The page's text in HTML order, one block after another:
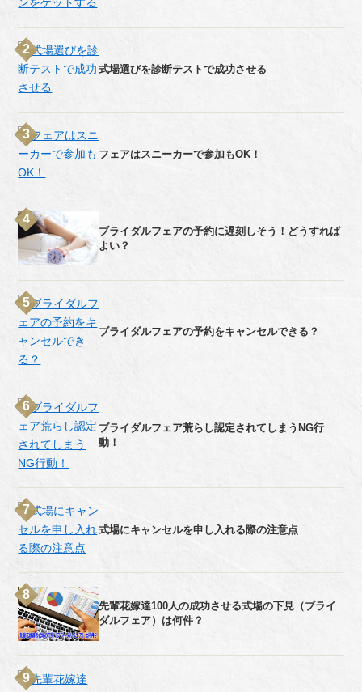
式場選びを診断テストで成功させる
フェアはスニーカーで参加もOK！
ブライダルフェアの予約に遅刻しそう！どうすれば
よい？
ブライダルフェアの予約をキャンセルできる？
ブライダルフェア荒らし認定されてしまうNG行
動！
式場にキャンセルを申し入れる際の注意点
先輩花嫁達100人の成功させる式場の下見（ブライ
ダルフェア）は何件？